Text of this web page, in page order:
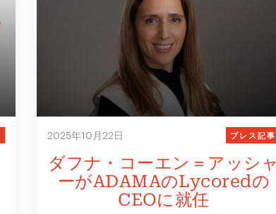
2025年10月22日 プレス記事
ダフナ・コーエン＝アッシャ
ーがADAMAのLycoredの
CEOに就任